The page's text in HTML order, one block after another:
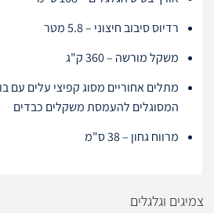
רדיוס סיבוב חיצוני – 5.8 מטר
משקל מורשה – 360 ק"ג
מתלים אחוריים מסוג קפיצי עלים עם
המסוגלים להעמסת משקלים כבדים
מרווח גחון – 38 ס"מ
צמיגים וגלגלים